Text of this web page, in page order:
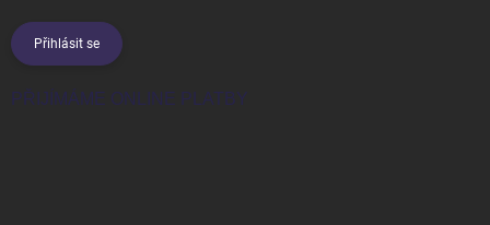
Přihlásit se
PŘIJÍMÁME ONLINE PLATBY